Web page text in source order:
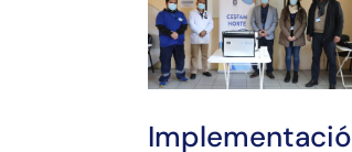
Implementació